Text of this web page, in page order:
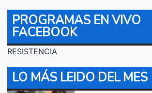
PROGRAMAS EN VIVO
FACEBOOK
RESISTENCIA
LO MÁS LEIDO DEL MES